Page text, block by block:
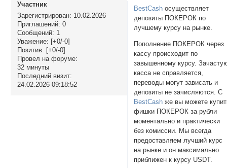
Участник
Зарегистрирован: 10.02.2026
Приглашений: 0
Сообщений: 1
Уважение: [+0/-0]
Позитив: [+0/-0]
Провел на форуме:
32 минуты
Последний визит:
24.02.2026 09:18:52
BestCash осуществляет
депозиты ПОКЕРОК по
лучшему курсу на рынке.
Пополнение ПОКЕРОК через
кассу происходит по
завышенному курсу.
касса не справляется,
переводы могут зависать и
депозиты не зачисляются. С
BestCash же вы можете
фишки ПОКЕРОК за рубли
моментально и практически
без комиссии. Мы всегда
предоставляем лучший курс
на рынке и он максимально
приближен к курсу USDT.